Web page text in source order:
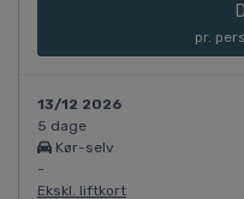
pr.
13/12 2026
5 dage
Kør-selv
-
Ekskl. liftkort